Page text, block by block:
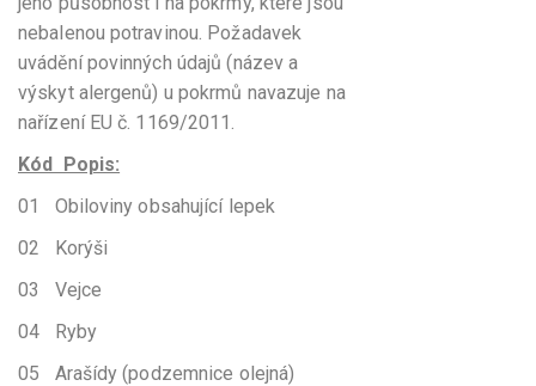
nebalenou potravinou. Požadavek
uvádění povinných údajů (název a
výskyt alergenů) u pokrmů navazuje na
nařízení EU č. 1169/2011.
Kód Popis:
01 Obiloviny obsahující lepek
02 Korýši
03 Vejce
04 Ryby
05 Arašídy (podzemnice olejná)